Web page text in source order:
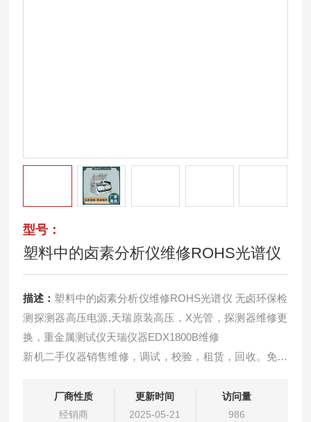
型号：
塑料中的卤素分析仪维修ROHS光谱仪
描述： 塑料中的卤素分析仪维修ROHS光谱仪 无卤环保检
测探测器高压电源,天瑞原装高压，X光管，探测器维修更
换，重金属测试仪天瑞仪器EDX1800B维修
新机二手仪器销售维修，调试，校验，租赁，回收。免费
租赁环保测试仪器，可根据客户需要选择相应的日期租
赁，免费提供相应的技术支持和满意的服务，如有意向和
厂商性质
经销商
更新时间
2025-05-21
访问量
986